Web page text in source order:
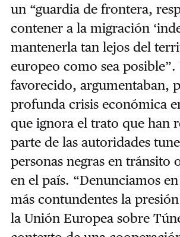
un “guardia de frontera,
contener a la migración
mantenerla tan lejos del
europeo como sea posible”.
favorecido, argumentaban,
profunda crisis económica
que ignora el trato que han
parte de las autoridades
personas negras en tránsito
en el país. “Denunciamos
más contundentes la
la Unión Europea sobre